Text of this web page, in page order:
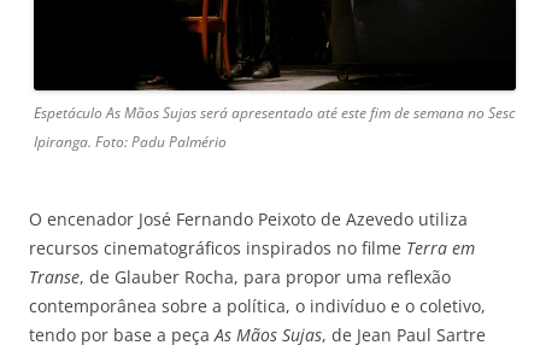
Espetáculo As Mãos Sujas será apresentado até este fim de semana no Sesc
Ipiranga. Foto: Padu Palmério
O encenador José Fernando Peixoto de Azevedo utiliza
recursos cinematográficos inspirados no filme Terra em
Transe, de Glauber Rocha, para propor uma reflexão
contemporânea sobre a política, o indivíduo e o coletivo,
tendo por base a peçaAs Mãos Sujas, de Jean Paul Sartre